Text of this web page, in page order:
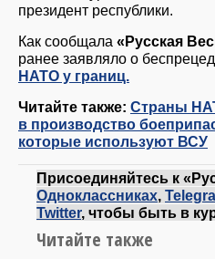
президент республики.
Как сообщала «Русская
ранее заявляло о
НАТО у границ.
Читайте также: Страны
в производство
которые используют ВСУ
Присоединяйтесь к
Одноклассниках,
Twitter, чтобы быть в
Читайте также